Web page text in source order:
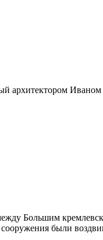
архитектором
Большим
были